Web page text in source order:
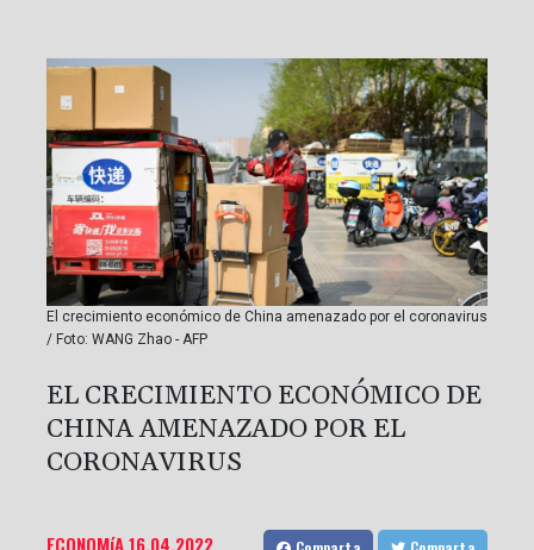
El crecimiento económico de China amenazado por el coronavirus
/ Foto: WANG Zhao - AFP
EL CRECIMIENTO ECONÓMICO DE
CHINA AMENAZADO POR EL
CORONAVIRUS
ECONOMíA16.04.2022